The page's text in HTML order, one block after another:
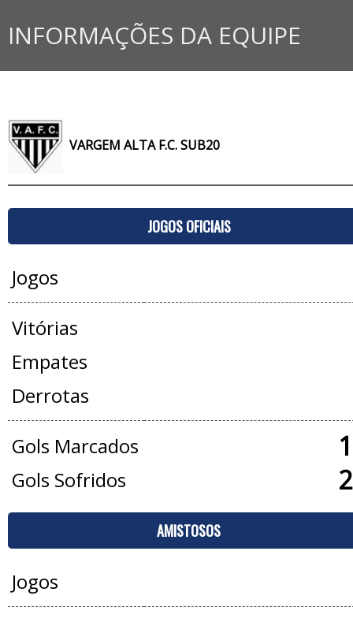
INFORMAÇÕES DA EQUIPE
VARGEM ALTA F.C. SUB20
JOGOS OFICIAIS
Jogos
Vitórias
Empates
Derrotas
Gols Marcados
Gols Sofridos
AMISTOSOS
Jogos